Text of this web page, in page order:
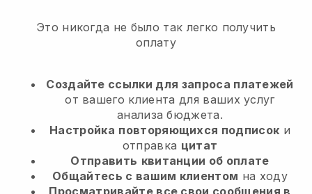
Это никогда не было так легко получить
оплату
Создайте ссылки для запроса платежей
от вашего клиента для ваших услуг
анализа бюджета.
Настройка повторяющихся подписок и
отправка цитат
Отправить квитанции об оплате
Общайтесь с вашим клиентом на ходу
Просматривайте все свои сообщения в